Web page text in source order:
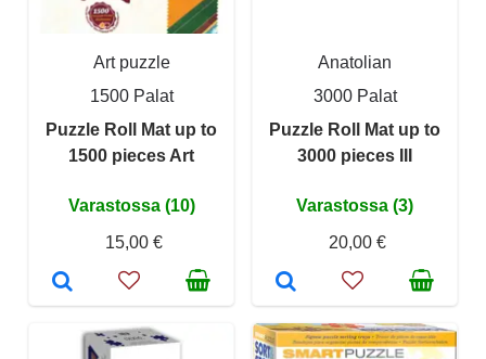
Art puzzle
1500 Palat
Puzzle Roll Mat up to
1500 pieces Art
Varastossa (10)
15,00 €
Anatolian
3000 Palat
Puzzle Roll Mat up to
3000 pieces III
Varastossa (3)
20,00 €